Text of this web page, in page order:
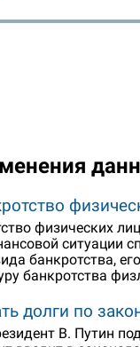
физических
ситуации
банкротства,
банкротства
долги по
В. Путин